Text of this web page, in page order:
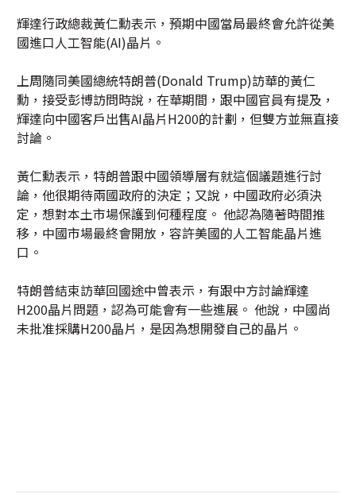
輝達行政總裁黃仁勳表示，預期中國當局最終會允許從美
國進口人工智能(AI)晶片。
上周隨同美國總統特朗普(Donald Trump)訪華的黃仁
勳，接受彭博訪問時說，在華期間，跟中國官員有提及，
輝達向中國客戶出售AI晶片H200的計劃，但雙方並無直接
討論。
黃仁勳表示，特朗普跟中國領導層有就這個議題進行討
論，他很期待兩國政府的決定；又說，中國政府必須決
定，想對本土市場保護到何種程度。 他認為隨著時間推
移，中國市場最終會開放，容許美國的人工智能晶片進
口。
特朗普結束訪華回國途中曾表示，有跟中方討論輝達
H200晶片問題，認為可能會有一些進展。 他說，中國尚
未批准採購H200晶片，是因為想開發自己的晶片。